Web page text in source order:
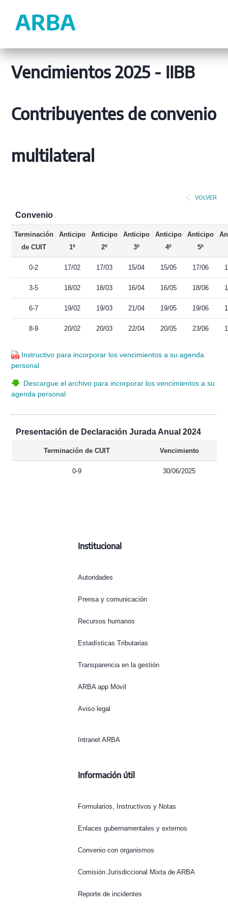
Vencimientos 2025 - IIBB
Contribuyentes de convenio
multilateral
VOLVER
Convenio
Terminación
de CUIT
Anticipo
1º
Anticipo
2º
Anticipo
3º
Anticipo
4º
Anticipo
5º
0-2 17/02 17/03 15/04 15/05 17/06
3-5 18/02 18/03 16/04 16/05 18/06
6-7 19/02 19/03 21/04 19/05 19/06
8-9 20/02 20/03 22/04 20/05 23/06
Instructivo para incorporar los vencimientos a su agenda
personal
Descargue el archivo para incorporar los vencimientos a su
agenda personal
Presentación de Declaración Jurada Anual 2024
Terminación de CUIT Vencimiento
0-9 30/06/2025
Institucional
Autoridades
Prensa y comunicación
Recursos humanos
Estadísticas Tributarias
Transparencia en la gestión
ARBA app Móvil
Aviso legal
Intranet ARBA
Información útil
Formularios, Instructivos y Notas
Enlaces gubernamentales y externos
Convenio con organismos
Comisión Jurisdiccional Mixta de ARBA
Reporte de incidentes